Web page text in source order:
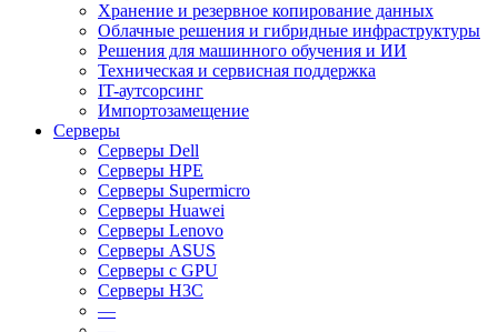
Хранение и резервное копирование данных
Облачные решения и гибридные инфраструктуры
Решения для машинного обучения и ИИ
Техническая и сервисная поддержка
IT-аутсорсинг
Импортозамещение
Серверы
Серверы Dell
Серверы HPE
Серверы Supermicro
Серверы Huawei
Серверы Lenovo
Серверы ASUS
Серверы c GPU
Серверы H3C
—